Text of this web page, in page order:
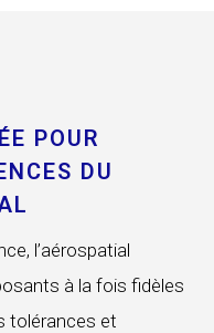
POUR
DU
l’aérospatial
à la fois fidèles
tolérances et